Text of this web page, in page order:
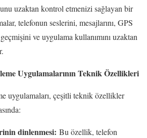
uzaktan kontrol etmenizi sağlayan bir
telefonun seslerini, mesajlarını, GPS
ve uygulama kullanımını uzaktan
Uygulamalarının Teknik Özellikleri
uygulamaları, çeşitli teknik özellikler
dinlenmesi: Bu özellik, telefon